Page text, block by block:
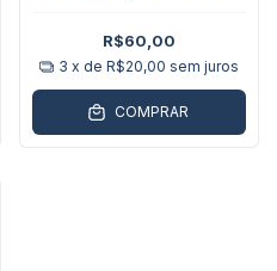
R$60,00
3 x de R$20,00 sem juros
COMPRAR